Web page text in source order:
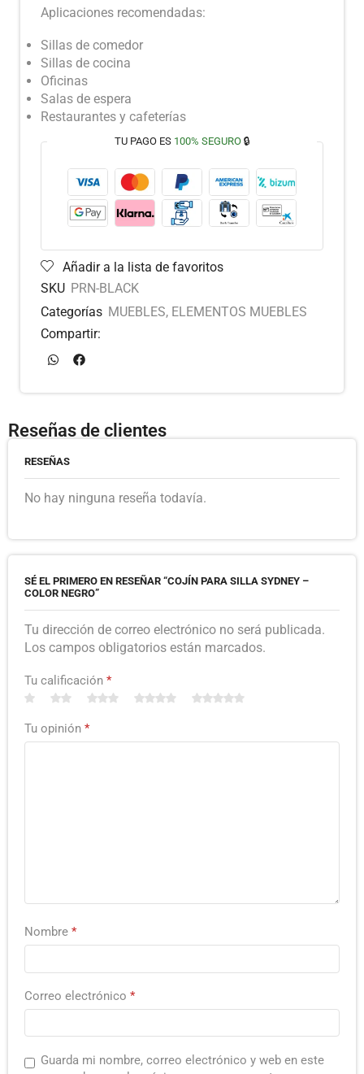
Aplicaciones recomendadas:
Sillas de comedor
Sillas de cocina
Oficinas
Salas de espera
Restaurantes y cafeterías
TU PAGO ES 100% SEGURO🔒
Añadir a la lista de favoritos
SKU PRN-BLACK
Categorías MUEBLES, ELEMENTOS MUEBLES
Compartir:
Reseñas de clientes
RESEÑAS
No hay ninguna reseña todavía.
SÉ EL PRIMERO EN RESEÑAR “COJÍN PARA SILLA SYDNEY –
COLOR NEGRO”
Tu dirección de correo electrónico no será publicada.
Los campos obligatorios están marcados.
Tu calificación *
Tu opinión *
Nombre *
Correo electrónico *
Guarda mi nombre, correo electrónico y web en este